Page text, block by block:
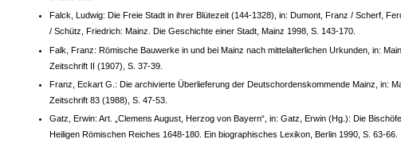
Falck, Ludwig: Die Freie Stadt in ihrer Blütezeit (144-1328), in: Dumont, Franz / Scherf,
/ Schütz, Friedrich: Mainz. Die Geschichte einer Stadt, Mainz 1998, S. 143-170.
Falk, Franz: Römische Bauwerke in und bei Mainz nach mittelalterlichen Urkunden, in:
Zeitschrift II (1907), S. 37-39.
Franz, Eckart G.: Die archivierte Überlieferung der Deutschordenskommende Mainz, in:
Zeitschrift 83 (1988), S. 47-53.
Gatz, Erwin: Art. „Clemens August, Herzog von Bayern“, in: Gatz, Erwin (Hg.): Die
Heiligen Römischen Reiches 1648-180. Ein biographisches Lexikon, Berlin 1990, S. 63-66.